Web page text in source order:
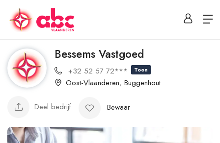
Bessems Vastgoed
+32 52 57 72*** Toon
Oost-Vlaanderen, Buggenhout
Deel bedrijf Bewaar